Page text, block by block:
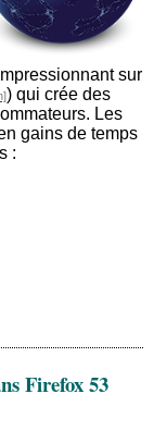
sur
) qui crée des
Les
gains de temps
:
Firefox 53